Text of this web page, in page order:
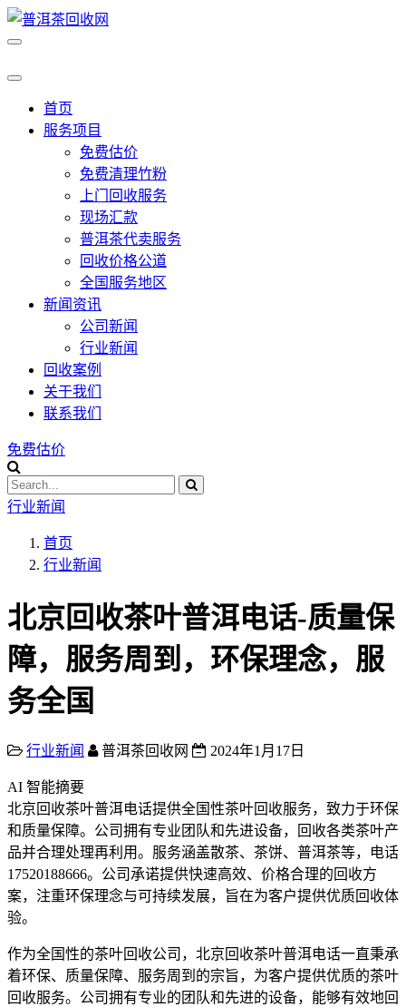
首页
服务项目
免费估价
免费清理竹粉
上门回收服务
现场汇款
普洱茶代卖服务
回收价格公道
全国服务地区
新闻资讯
公司新闻
行业新闻
回收案例
关于我们
联系我们
免费估价
行业新闻
首页
行业新闻
北京回收茶叶普洱电话-质量保
障，服务周到，环保理念，服
务全国
行业新闻 普洱茶回收网 2024年1月17日
AI 智能摘要
北京回收茶叶普洱电话提供全国性茶叶回收服务，致力于环保
和质量保障。公司拥有专业团队和先进设备，回收各类茶叶产
品并合理处理再利用。服务涵盖散茶、茶饼、普洱茶等，电话
17520188666。公司承诺提供快速高效、价格合理的回收方
案，注重环保理念与可持续发展，旨在为客户提供优质回收体
验。
作为全国性的茶叶回收公司，北京回收茶叶普洱电话一直秉承
着环保、质量保障、服务周到的宗旨，为客户提供优质的茶叶
回收服务。公司拥有专业的团队和先进的设备，能够有效地回